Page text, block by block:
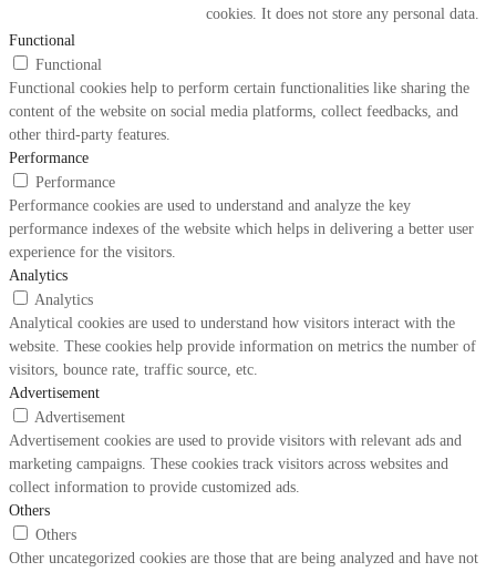
cookies. It does not store any personal data.
Functional
Functional
Functional cookies help to perform certain functionalities like sharing the
content of the website on social media platforms, collect feedbacks, and
other third-party features.
Performance
Performance
Performance cookies are used to understand and analyze the key
performance indexes of the website which helps in delivering a better user
experience for the visitors.
Analytics
Analytics
Analytical cookies are used to understand how visitors interact with the
website. These cookies help provide information on metrics the number of
visitors, bounce rate, traffic source, etc.
Advertisement
Advertisement
Advertisement cookies are used to provide visitors with relevant ads and
marketing campaigns. These cookies track visitors across websites and
collect information to provide customized ads.
Others
Others
Other uncategorized cookies are those that are being analyzed and have not